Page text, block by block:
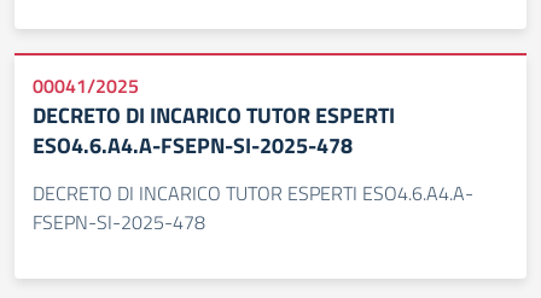
00041/2025
DECRETO DI INCARICO TUTOR ESPERTI
ESO4.6.A4.A-FSEPN-SI-2025-478
DECRETO DI INCARICO TUTOR ESPERTI ESO4.6.A4.A-
FSEPN-SI-2025-478